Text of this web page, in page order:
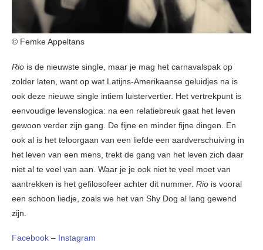
© Femke Appeltans
Rio is de nieuwste single, maar je mag het carnavalspak op
zolder laten, want op wat Latijns-Amerikaanse geluidjes na is
ook deze nieuwe single intiem luistervertier. Het vertrekpunt is
eenvoudige levenslogica: na een relatiebreuk gaat het leven
gewoon verder zijn gang. De fijne en minder fijne dingen. En
ook al is het teloorgaan van een liefde een aardverschuiving in
het leven van een mens, trekt de gang van het leven zich daar
niet al te veel van aan. Waar je je ook niet te veel moet van
aantrekken is het gefilosofeer achter dit nummer. Rio is vooral
een schoon liedje, zoals we het van Shy Dog al lang gewend
zijn.
Facebook – Instagram